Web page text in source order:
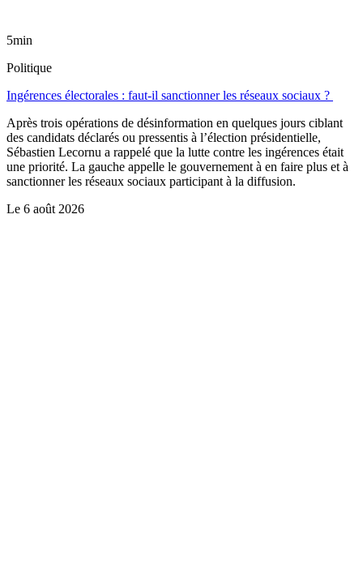
5min
Politique
Ingérences électorales : faut-il sanctionner les réseaux sociaux ?
Après trois opérations de désinformation en quelques jours ciblant
des candidats déclarés ou pressentis à l’élection présidentielle,
Sébastien Lecornu a rappelé que la lutte contre les ingérences était
une priorité. La gauche appelle le gouvernement à en faire plus et à
sanctionner les réseaux sociaux participant à la diffusion.
Le 6 août 2026